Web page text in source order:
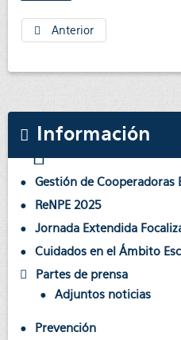
Anterior
Información
Gestión de Cooperadoras
ReNPE 2025
Jornada Extendida
Cuidados en el Ámbito
Partes de prensa
Adjuntos noticias
Prevención